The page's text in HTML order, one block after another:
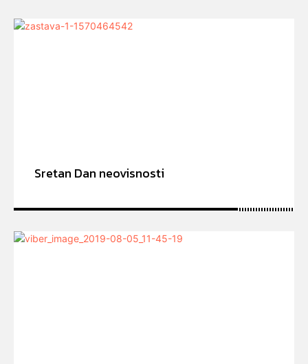
Sretan Dan neovisnosti